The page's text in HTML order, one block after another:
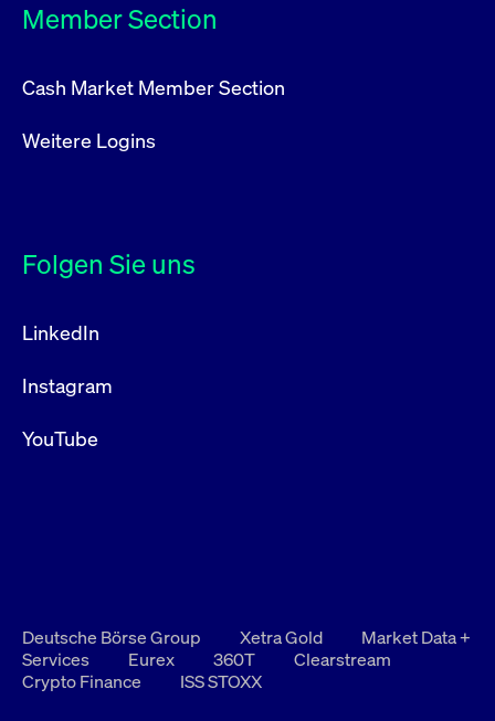
Member Section
Cash Market Member Section
Weitere Logins
Folgen Sie uns
LinkedIn
Instagram
YouTube
Deutsche Börse Group Xetra Gold
Market Data +
Services
Eurex 360T
Clearstream
Crypto Finance
ISS STOXX